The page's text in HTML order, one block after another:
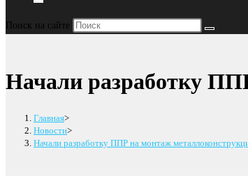
Переключить
по
веб-
Поиск на сайте
Начали разработку
Главная>
Новости>
Начали разработку ППР на монтаж